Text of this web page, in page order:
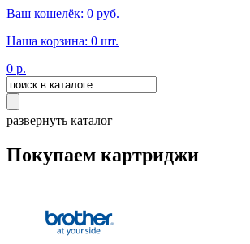
Ваш кошелёк: 0 руб.
Наша корзина: 0 шт.
0 р.
развернуть каталог
Покупаем картриджи